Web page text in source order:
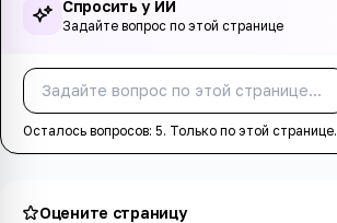
Спросить у ИИ
Задайте вопрос по этой странице
Осталось вопросов: 5. Только по этой странице.
Оцените страницу